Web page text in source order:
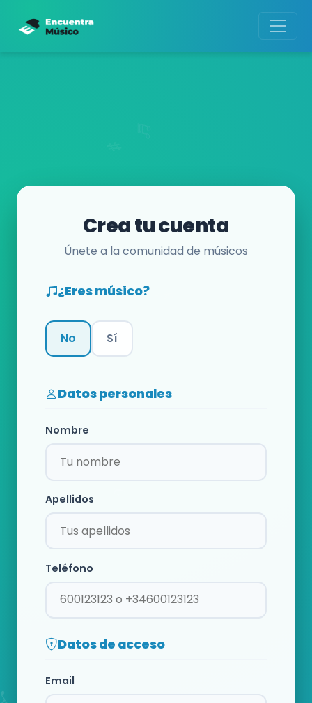
Crea tu cuenta
Únete a la comunidad de músicos
¿Eres músico?
No Sí
Datos personales
Nombre
Apellidos
Teléfono
Datos de acceso
Email